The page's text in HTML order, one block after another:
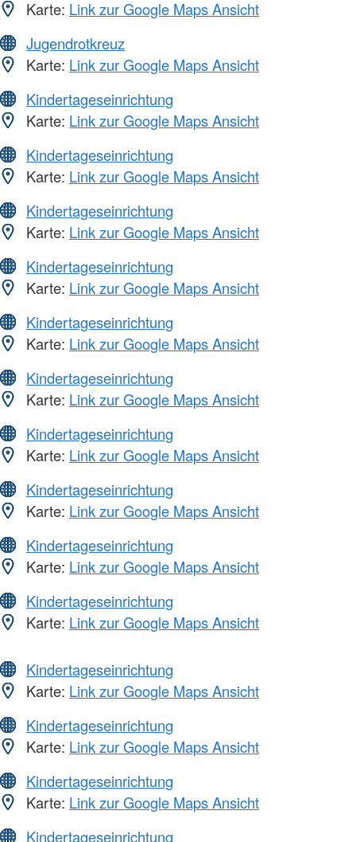
Karte: Link zur Google Maps Ansicht
Jugendrotkreuz
Karte: Link zur Google Maps Ansicht
Kindertageseinrichtung
Karte: Link zur Google Maps Ansicht
Kindertageseinrichtung
Karte: Link zur Google Maps Ansicht
Kindertageseinrichtung
Karte: Link zur Google Maps Ansicht
Kindertageseinrichtung
Karte: Link zur Google Maps Ansicht
Kindertageseinrichtung
Karte: Link zur Google Maps Ansicht
Kindertageseinrichtung
Karte: Link zur Google Maps Ansicht
Kindertageseinrichtung
Karte: Link zur Google Maps Ansicht
Kindertageseinrichtung
Karte: Link zur Google Maps Ansicht
Kindertageseinrichtung
Karte: Link zur Google Maps Ansicht
Kindertageseinrichtung
Karte: Link zur Google Maps Ansicht
Kindertageseinrichtung
Karte: Link zur Google Maps Ansicht
Kindertageseinrichtung
Karte: Link zur Google Maps Ansicht
Kindertageseinrichtung
Karte: Link zur Google Maps Ansicht
Kindertageseinrichtung